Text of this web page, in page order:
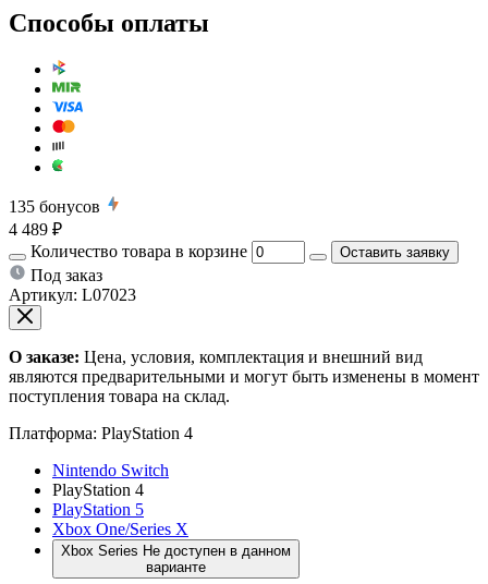
Способы оплаты
135 бонусов
4 489 ₽
Количество товара в корзине
Оставить заявку
Под заказ
Артикул: L07023
О заказе: Цена, условия, комплектация и внешний вид
являются предварительными и могут быть изменены в момент
поступления товара на склад.
Платформа: PlayStation 4
Nintendo Switch
PlayStation 4
PlayStation 5
Xbox One/Series X
Xbox Series Не доступен в данном
варианте